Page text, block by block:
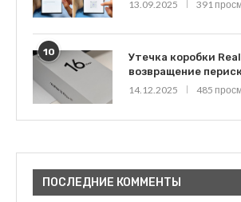
13.09.2025
391
10
Утечка коробки
возвращение
14.12.2025
485
ПОСЛЕДНИЕ КОММЕНТЫ